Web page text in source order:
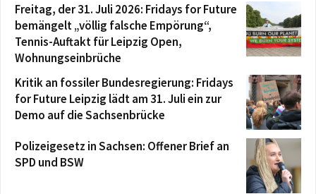
Freitag, der 31. Juli 2026: Fridays for Future
bemängelt „völlig falsche Empörung“,
Tennis-Auftakt für Leipzig Open,
Wohnungseinbrüche
Kritik an fossiler Bundesregierung: Fridays
for Future Leipzig lädt am 31. Juli ein zur
Demo auf die Sachsenbrücke
Polizeigesetz in Sachsen: Offener Brief an
SPD und BSW